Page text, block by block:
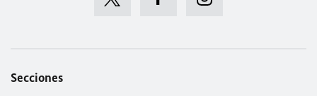
Secciones